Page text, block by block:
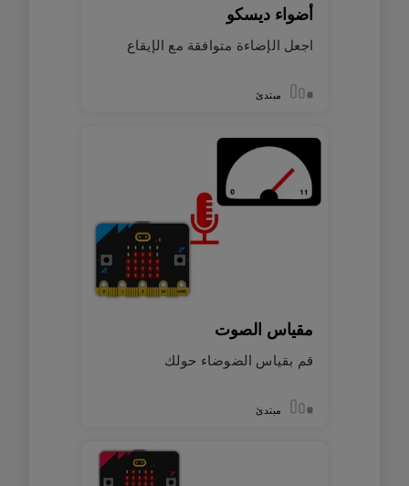
أضواء ديسكو
اجعل الإضاءة متوافقة مع الإيقاع
مبتدئ
مقياس الصوت
قم بقياس الضوضاء حولك
مبتدئ